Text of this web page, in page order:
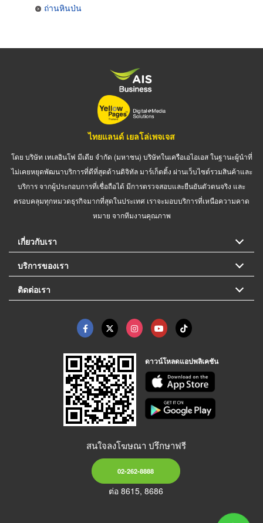
ถ่านหินป่น
ไทยแลนด์ เยลโล่เพจเจส
โดย บริษัท เทเลอินโฟ มีเดีย จำกัด (มหาชน) บริษัทในเครือเอไอเอส ในฐานะผู้นำที่
ไม่เคยหยุดพัฒนาบริการที่ดีที่สุดด้านดิจิทัล มาร์เก็ตติ้ง ผ่านเว็บไซต์รวมสินค้าและ
บริการ จากผู้ประกอบการที่เชื่อถือได้ มีการตรวจสอบและยืนยันตัวตนจริง และ
ครอบคลุมทุกหมวดธุรกิจมากที่สุดในประเทศ เราจะมอบบริการที่เหนือความคาด
หมาย จากทีมงานคุณภาพ
เกี่ยวกับเรา
บริการของเรา
ติดต่อเรา
ดาวน์โหลดแอปพลิเคชัน
สนใจลงโฆษณา ปรึกษาฟรี
02-262-8888
ต่อ 8615, 8686